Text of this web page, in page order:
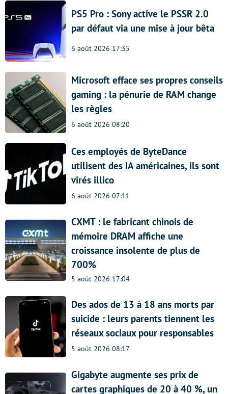
PS5 Pro : Sony active le PSSR 2.0
par défaut via une mise à jour bêta
6 août 2026 17:35
Microsoft efface ses propres conseils
gaming : la pénurie de RAM change
les règles
6 août 2026 08:20
Ces employés de ByteDance
utilisent des IA américaines, ils sont
virés illico
6 août 2026 07:11
CXMT : le fabricant chinois de
mémoire DRAM affiche une
croissance insolente de plus de
700%
5 août 2026 17:04
Des ados de 13 à 18 ans morts par
suicide : leurs parents tiennent les
réseaux sociaux pour responsables
5 août 2026 08:17
Gigabyte augmente ses prix de
cartes graphiques de 20 à 40 %, un